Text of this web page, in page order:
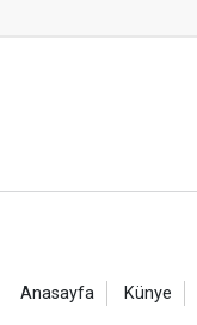
Anasayfa Künye